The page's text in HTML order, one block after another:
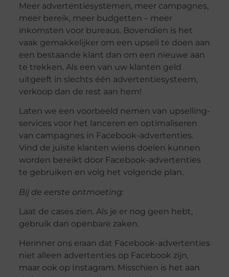
Meer advertentiesystemen, meer campagnes,
meer bereik, meer budgetten – meer
inkomsten voor bureaus. Bovendien is het
vaak gemakkelijker om een ​​upsell te doen aan
een bestaande klant dan om een ​​nieuwe aan
te trekken. Als een van uw klanten geld
uitgeeft in slechts één advertentiesysteem,
verkoop dan de rest aan hem!
Laten we een voorbeeld nemen van upselling-
services voor het lanceren en optimaliseren
van campagnes in Facebook-advertenties.
Vind de juiste klanten wiens doelen kunnen
worden bereikt door Facebook-advertenties
te gebruiken en volg het volgende plan.
Bij de eerste ontmoeting:
Laat de cases zien. Als je er nog geen hebt,
gebruik dan openbare zaken.
Herinner ons eraan dat Facebook-advertenties
niet alleen advertenties op Facebook zijn,
maar ook op Instagram. Misschien is het aan